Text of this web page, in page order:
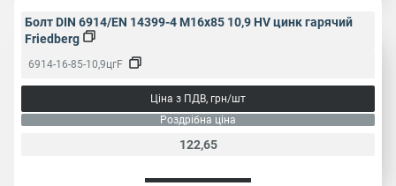
Болт DIN 6914/EN 14399-4 M16x85 10,9 HV цинк гарячий
Friedberg
6914-16-85-10,9цгF
Ціна з ПДВ, грн/шт
Роздрібна ціна
122,65